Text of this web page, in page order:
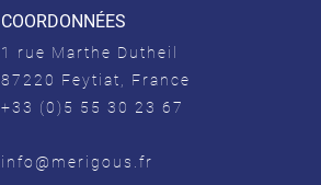
COORDONNÉES
1 rue Marthe Dutheil
87220 Feytiat, France
+33 (0)5 55 30 23 67
info@merigous.fr